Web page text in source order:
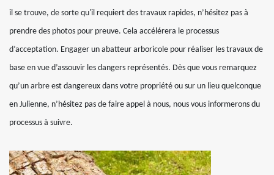
il se trouve, de sorte qu'il requiert des travaux rapides, n’hésitez pas à
prendre des photos pour preuve. Cela accélérera le processus
d’acceptation. Engager un abatteur arboricole pour réaliser les travaux de
base en vue d’assouvir les dangers représentés. Dès que vous remarquez
qu’un arbre est dangereux dans votre propriété ou sur un lieu quelconque
en Julienne, n’hésitez pas de faire appel à nous, nous vous informerons du
processus à suivre.